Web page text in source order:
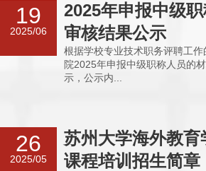
19
2025/06
2025年申报中级
审核结果公示
根据学校专业技术职务评聘工
院2025年申报中级职称人员的
示，公示内...
26
2025/05
苏州大学海外教育
课程培训招生简章